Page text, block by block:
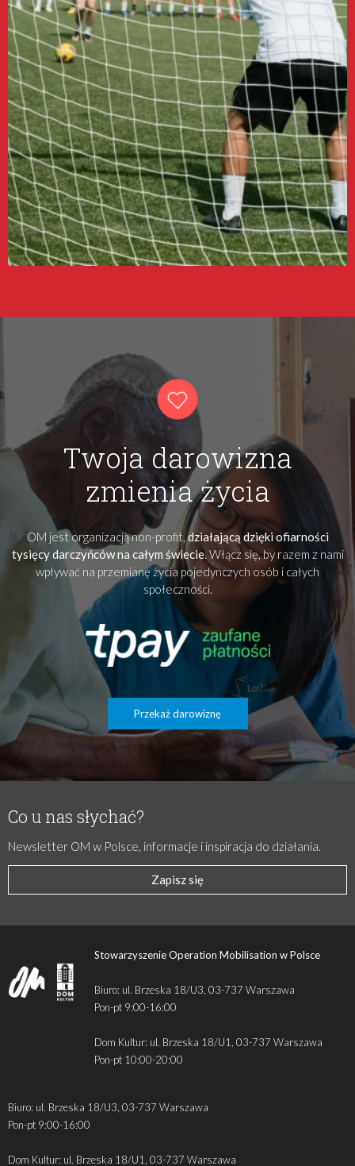
Twoja darowizna
zmienia życia
OM jest organizacją non-profit,działającą dzięki ofiarności
tysięcy darczyńców na całym świecie. Włącz się, by razem z nami
wpływać na przemianę życia pojedynczych osób i całych
społeczności.
Przekaż darowiznę
Co u nas słychać?
Newsletter OM w Polsce, informacje i inspiracja do działania.
Zapisz się
Stowarzyszenie Operation Mobilisation w Polsce
Biuro: ul. Brzeska 18/U3, 03-737 Warszawa
Pon-pt 9:00-16:00
Dom Kultur: ul. Brzeska 18/U1, 03-737 Warszawa
Pon-pt 10:00-20:00
Biuro: ul. Brzeska 18/U3, 03-737 Warszawa
Pon-pt 9:00-16:00
Dom Kultur: ul. Brzeska 18/U1, 03-737 Warszawa